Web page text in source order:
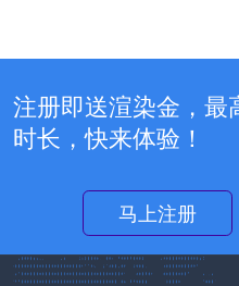
注册即送渲染金，
时长，快来体验！
马上注册